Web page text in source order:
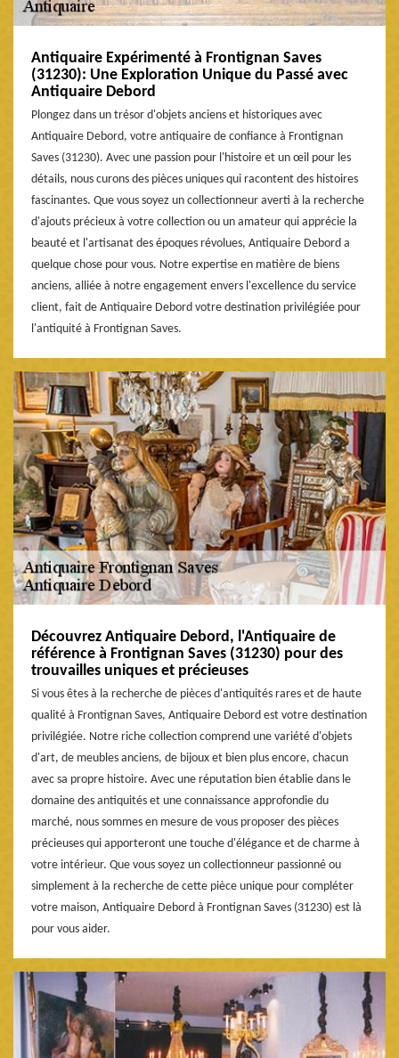
Antiquaire Expérimenté à Frontignan Saves
(31230): Une Exploration Unique du Passé avec
Antiquaire Debord
Plongez dans un trésor d'objets anciens et historiques avec
Antiquaire Debord, votre antiquaire de confiance à Frontignan
Saves (31230). Avec une passion pour l'histoire et un œil pour les
détails, nous curons des pièces uniques qui racontent des histoires
fascinantes. Que vous soyez un collectionneur averti à la recherche
d'ajouts précieux à votre collection ou un amateur qui apprécie la
beauté et l'artisanat des époques révolues, Antiquaire Debord a
quelque chose pour vous. Notre expertise en matière de biens
anciens, alliée à notre engagement envers l'excellence du service
client, fait de Antiquaire Debord votre destination privilégiée pour
l'antiquité à Frontignan Saves.
Découvrez Antiquaire Debord, l'Antiquaire de
référence à Frontignan Saves (31230) pour des
trouvailles uniques et précieuses
Si vous êtes à la recherche de pièces d'antiquités rares et de haute
qualité à Frontignan Saves, Antiquaire Debord est votre destination
privilégiée. Notre riche collection comprend une variété d'objets
d'art, de meubles anciens, de bijoux et bien plus encore, chacun
avec sa propre histoire. Avec une réputation bien établie dans le
domaine des antiquités et une connaissance approfondie du
marché, nous sommes en mesure de vous proposer des pièces
précieuses qui apporteront une touche d'élégance et de charme à
votre intérieur. Que vous soyez un collectionneur passionné ou
simplement à la recherche de cette pièce unique pour compléter
votre maison, Antiquaire Debord à Frontignan Saves (31230) est là
pour vous aider.